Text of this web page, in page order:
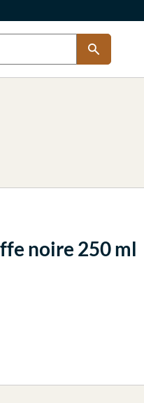
noire 250 ml